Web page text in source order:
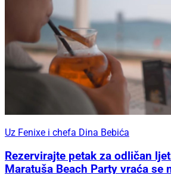
Uz Fenixe i chefa Dina Bebića
Rezervirajte petak za odličan
Maratuša Beach Party vraća se